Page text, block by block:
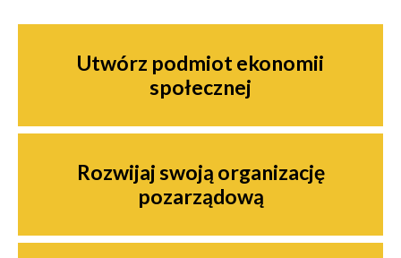
Utwórz podmiot ekonomii
społecznej
Rozwijaj swoją organizację
pozarządową